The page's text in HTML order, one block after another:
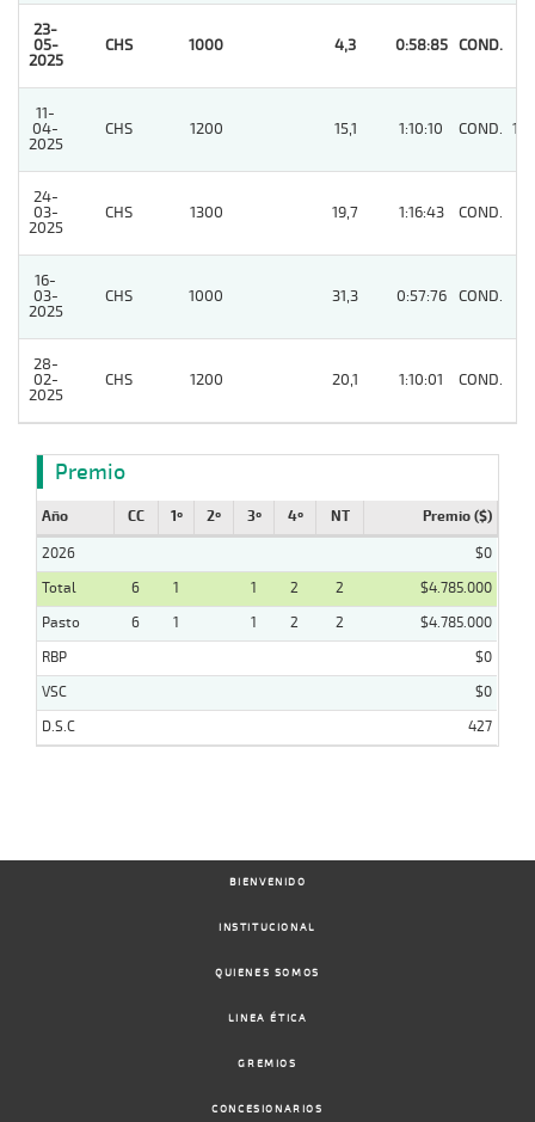
23-
05-
2025
CHS 1000 4,3 0:58:85 COND.
11-
04-
2025
CHS 1200 15,1 1:10:10 COND. 10
24-
03-
2025
CHS 1300 19,7 1:16:43 COND.
16-
03-
2025
CHS 1000 31,3 0:57:76 COND.
28-
02-
2025
CHS 1200 20,1 1:10:01 COND.
Premio
Año CC 1º 2º 3º 4º NT Premio ($)
2026
$0
Total
6 1 1 2 2
$4.785.000
Pasto
6 1 1 2 2
$4.785.000
RBP
$0
VSC
$0
D.S.C
427
BIENVENIDO
INSTITUCIONAL
QUIENES SOMOS
LINEA ÉTICA
GREMIOS
CONCESIONARIOS